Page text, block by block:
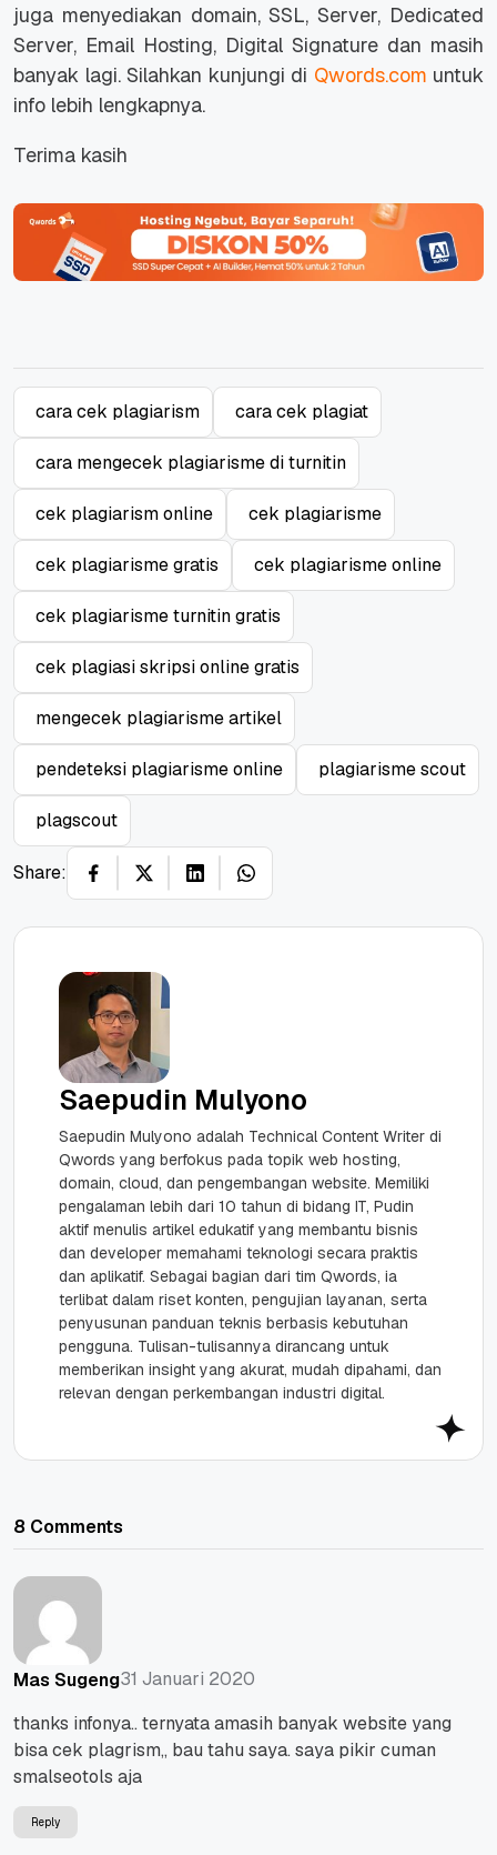
juga menyediakan domain, SSL, Server, Dedicated
Server, Email Hosting, Digital Signature dan masih
banyak lagi. Silahkan kunjungi di Qwords.com untuk
info lebih lengkapnya.
Terima kasih
cara cek plagiarism cara cek plagiat
cara mengecek plagiarisme di turnitin
cek plagiarism online cek plagiarisme
cek plagiarisme gratis cek plagiarisme online
cek plagiarisme turnitin gratis
cek plagiasi skripsi online gratis
mengecek plagiarisme artikel
pendeteksi plagiarisme online plagiarisme scout
plagscout
Share:
Saepudin Mulyono
Saepudin Mulyono adalah Technical Content Writer di
Qwords yang berfokus pada topik web hosting,
domain, cloud, dan pengembangan website. Memiliki
pengalaman lebih dari 10 tahun di bidang IT, Pudin
aktif menulis artikel edukatif yang membantu bisnis
dan developer memahami teknologi secara praktis
dan aplikatif. Sebagai bagian dari tim Qwords, ia
terlibat dalam riset konten, pengujian layanan, serta
penyusunan panduan teknis berbasis kebutuhan
pengguna. Tulisan-tulisannya dirancang untuk
memberikan insight yang akurat, mudah dipahami, dan
relevan dengan perkembangan industri digital.
8 Comments
Mas Sugeng31 Januari 2020
thanks infonya.. ternyata amasih banyak website yang
bisa cek plagrism,, bau tahu saya. saya pikir cuman
smalseotols aja
Reply